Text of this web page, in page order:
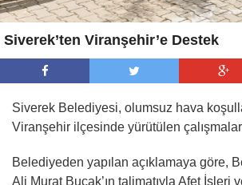
Siverek’ten Viranşehir’e Destek
Siverek Belediyesi, olumsuz hava
Viranşehir ilçesinde yürütülen
Belediyeden yapılan açıklamaya göre,
Ali Murat Bucak’ın talimatıyla Afet İşleri